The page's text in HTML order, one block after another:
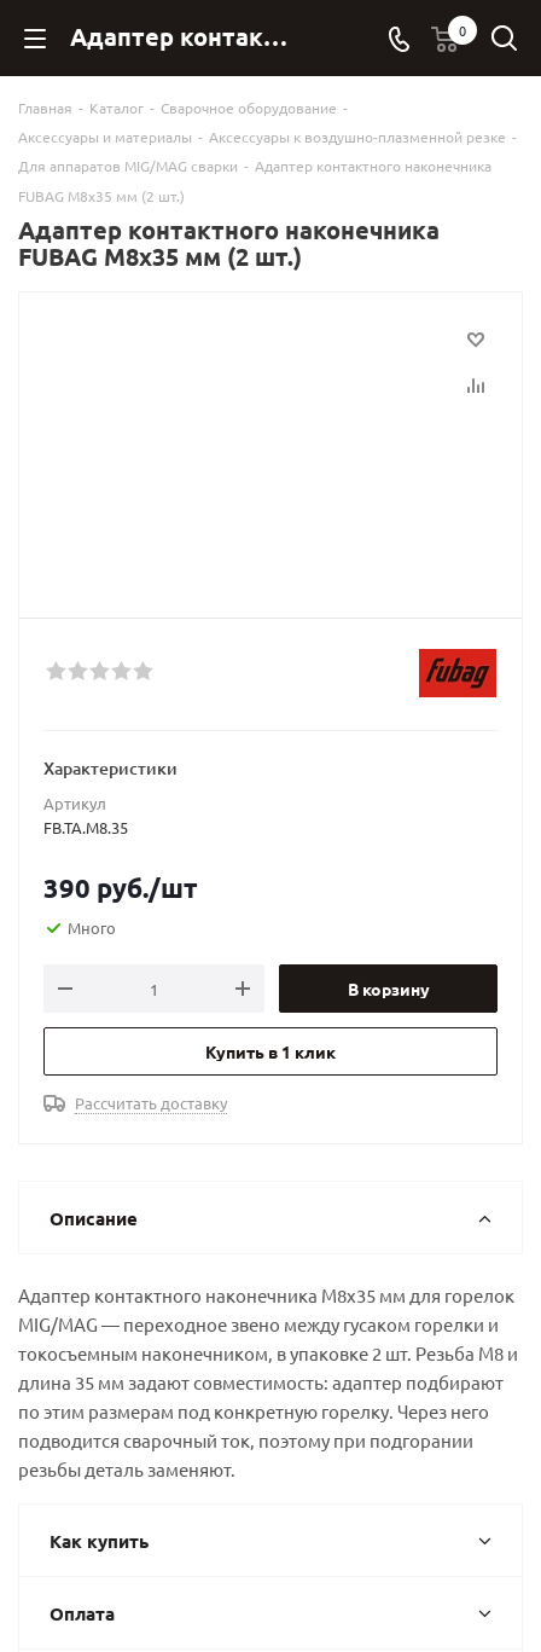
Адаптер контактного наконечника FUBAG M8х35 мм (2 шт.) - FubagOnline 0
Главная - Каталог - Сварочное оборудование -
Аксессуары и материалы - Аксессуары к воздушно-плазменной резке -
Для аппаратов MIG/MAG сварки - Адаптер контактного наконечника
FUBAG M8х35 мм (2 шт.)
Адаптер контактного наконечника
FUBAG M8х35 мм (2 шт.)
Характеристики
Артикул
FB.TA.M8.35
390 руб./шт
Много
В корзину
Купить в 1 клик
Рассчитать доставку
Описание
Адаптер контактного наконечника М8х35 мм для горелок
MIG/MAG — переходное звено между гусаком горелки и
токосъемным наконечником, в упаковке 2 шт. Резьба М8 и
длина 35 мм задают совместимость: адаптер подбирают
по этим размерам под конкретную горелку. Через него
подводится сварочный ток, поэтому при подгорании
резьбы деталь заменяют.
Как купить
Оплата